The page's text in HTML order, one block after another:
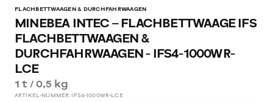
FLACHBETTWAAGEN & DURCHFAHRWAAGEN
MINEBEA INTEC – FLACHBETTWAAGE IFS
FLACHBETTWAAGEN &
DURCHFAHRWAAGEN - IFS4-1000WR-
LCE
1 t / 0,5 kg
ARTIKEL-NUMMER: IFS4-1000WR-LCE